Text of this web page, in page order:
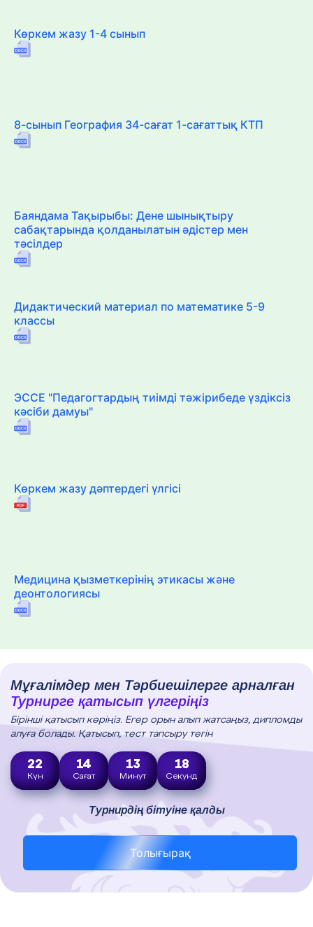
Көркем жазу 1-4 сынып
8-сынып География 34-сағат 1-сағаттық КТП
Баяндама Тақырыбы: Дене шынықтыру
сабақтарында қолданылатын әдістер мен
тәсілдер
Дидактический материал по математике 5-9
классы
ЭССЕ "Педагогтардың тиімді тәжірибеде үздіксіз
кәсіби дамуы"
Көркем жазу дәптердегі үлгісі
Медицина қызметкерінің этикасы және
деонтологиясы
Мұғалімдер мен Тәрбиешілерге арналған
Турнирге қатысып үлгеріңіз
Бірінші қатысып көріңіз. Егер орын алып жатсаңыз, дипломды
алуға болады. Қатысып, тест тапсыру тегін
22
Күн
14
Сағат
13
Минут
17
Секунд
Турнирдің бітуіне қалды
Толығырақ